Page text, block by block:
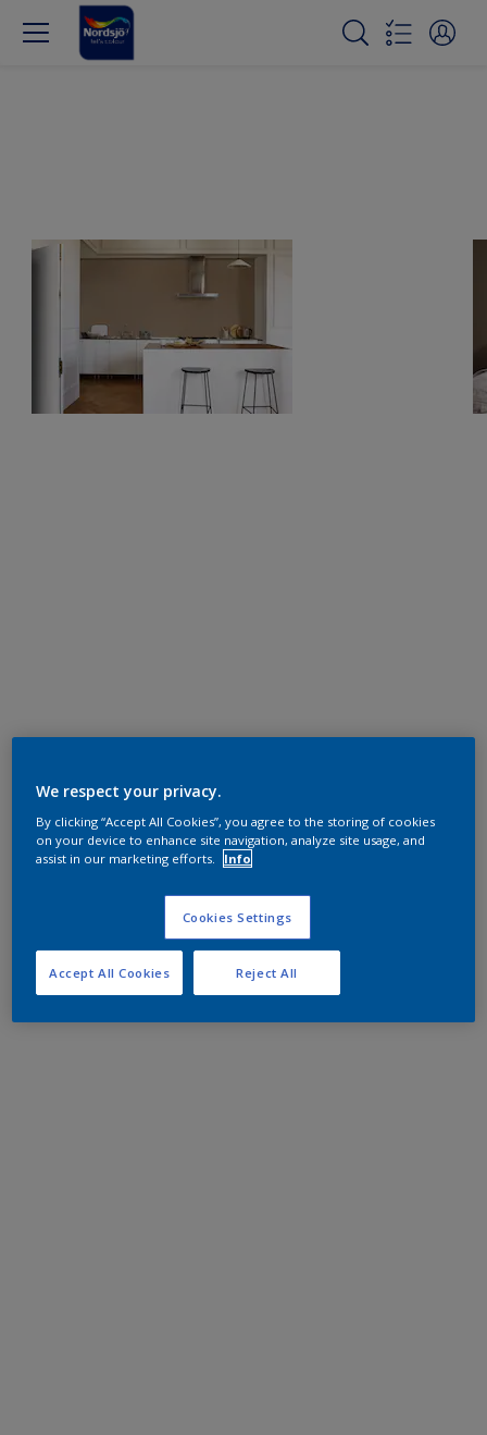
We respect your privacy.
By clicking “Accept All Cookies”, you agree to the storing of cookies
on your device to enhance site navigation, analyze site usage, and
assist in our marketing efforts.
Info
Cookies Settings
Reject All
Accept All Cookies